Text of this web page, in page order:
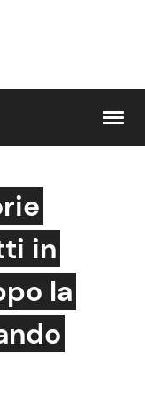
e TV
VIP
VIP
in
la